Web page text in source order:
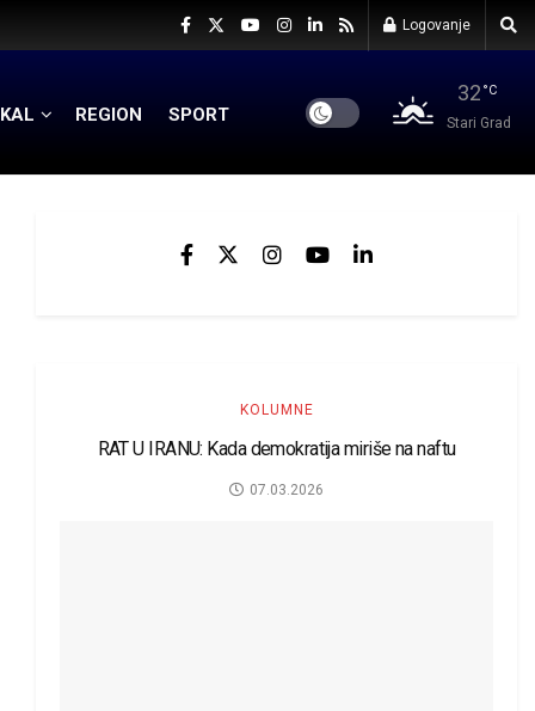
Logovanje
REGION SPORT
32 °C
Stari Grad
KOLUMNE
RAT U IRANU: Kada demokratija miriše na naftu
07.03.2026